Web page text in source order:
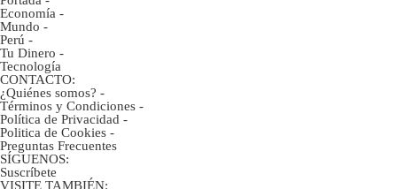
Economía -
Mundo -
Perú -
Tu Dinero -
Tecnología
CONTACTO:
¿Quiénes somos? -
Términos y Condiciones -
Política de Privacidad -
Politica de Cookies -
Preguntas Frecuentes
SÍGUENOS:
Suscríbete
VISITE TAMBIÉN: